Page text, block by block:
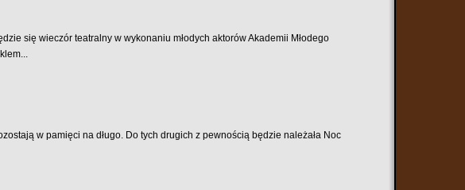
się wieczór teatralny w wykonaniu młodych aktorów Akademii Młodego
w pamięci na długo. Do tych drugich z pewnością będzie należała Noc